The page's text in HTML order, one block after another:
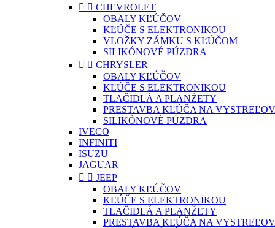
  CHEVROLET
OBALY KĽÚČOV
KĽÚČE S ELEKTRONIKOU
VLOŽKY ZÁMKU S KĽÚČOM
SILIKÓNOVÉ PÚZDRA
  CHRYSLER
OBALY KĽÚČOV
KĽÚČE S ELEKTRONIKOU
TLAČIDLÁ A PLANŽETY
PRESTAVBA KĽÚČA NA
SILIKÓNOVÉ PÚZDRA
IVECO
INFINITI
ISUZU
JAGUAR
  JEEP
OBALY KĽÚČOV
KĽÚČE S ELEKTRONIKOU
TLAČIDLÁ A PLANŽETY
PRESTAVBA KĽÚČA NA